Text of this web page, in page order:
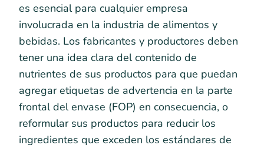
es esencial para cualquier empresa
involucrada en la industria de alimentos y
bebidas. Los fabricantes y productores deben
tener una idea clara del contenido de
nutrientes de sus productos para que puedan
agregar etiquetas de advertencia en la parte
frontal del envase (FOP) en consecuencia, o
reformular sus productos para reducir los
ingredientes que exceden los estándares de